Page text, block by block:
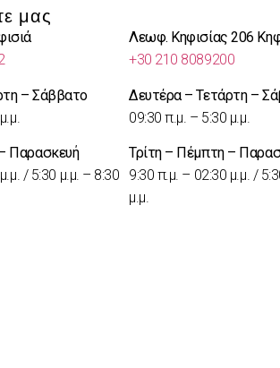
μας
– Σάββατο
Παρασκευή
/ 5:30 μ.μ. – 8:30
Λεωφ. Κηφισίας 206
+30 210 8089200
Δευτέρα – Τετάρτη –
09:30 π.μ. – 5:30 μ.μ.
Τρίτη – Πέμπτη –
9:30 π.μ. – 02:30 μ.μ. /
μ.μ.